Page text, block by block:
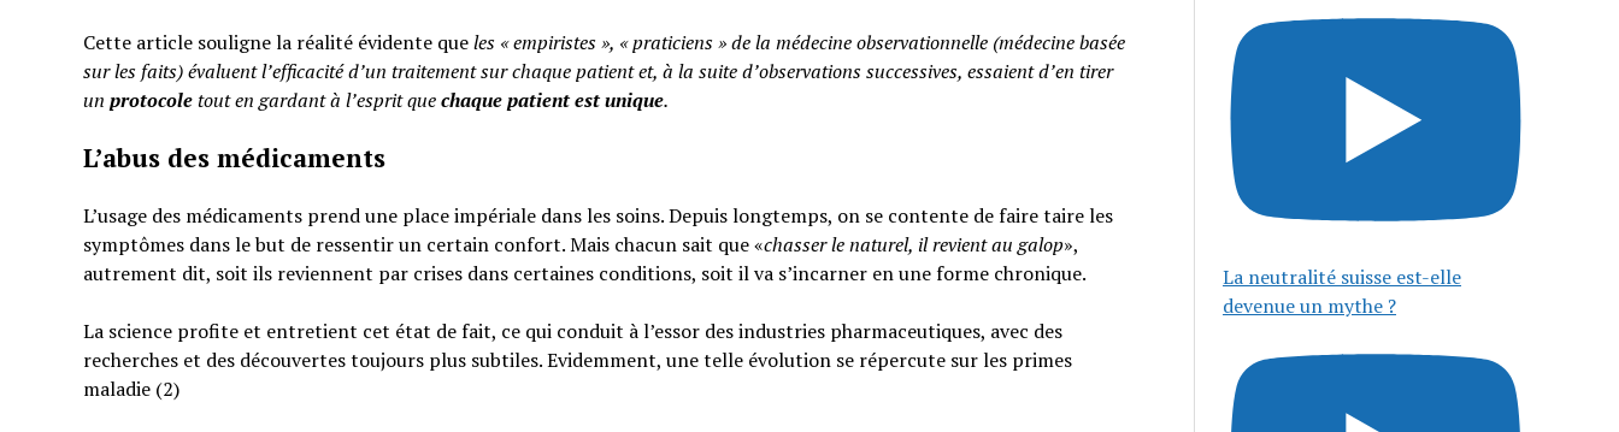
Cette article souligne la réalité évidente queles « empiristes », « praticiens » de la médecine observationnelle (médecine basée
sur les faits) évaluent l’efficacité d’un traitement sur chaque patient et, à la suite d’observations successives, essaient d’en tirer
un protocoletout en gardant à l’esprit quechaque patient est unique.
L’abus des médicaments
L’usage des médicaments prend une place impériale dans les soins. Depuis longtemps, on se contente de faire taire les
symptômes dans le but de ressentir un certain confort. Mais chacun sait que «chasser le naturel, il revient au galop»,
autrement dit, soit ils reviennent par crises dans certaines conditions, soit il va s’incarner en une forme chronique.
La science profite et entretient cet état de fait, ce qui conduit à l’essor des industries pharmaceutiques, avec des
recherches et des découvertes toujours plus subtiles. Evidemment, une telle évolution se répercute sur les primes
maladie (2)
La neutralité suisse est-elle
devenue un mythe ?